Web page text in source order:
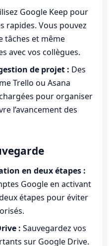
Google Keep pour
rapides. Vous pouvez
tâches et même
avec vos collègues.
de projet : Des
Trello ou Asana
pour organiser
l’avancement des
en deux étapes :
Google en activant
étapes pour éviter
: Sauvegardez vos
sur Google Drive.